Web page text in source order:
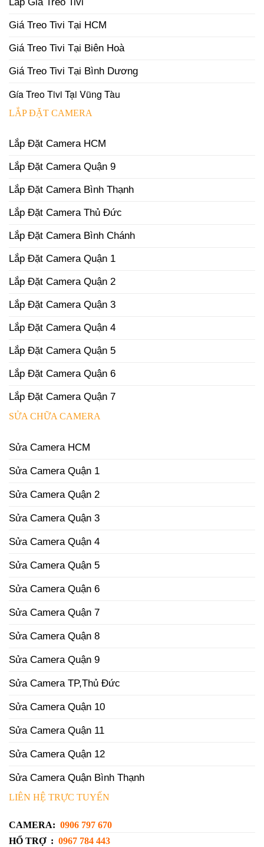
Lắp Giá Treo Tivi
Giá Treo Tivi Tại HCM
Giá Treo Tivi Tại Biên Hoà
Giá Treo Tivi Tại Bình Dương
Gía Treo Tivi Tại Vũng Tàu
LẮP ĐẶT CAMERA
Lắp Đặt Camera HCM
Lắp Đặt Camera Quận 9
Lắp Đặt Camera Bình Thạnh
Lắp Đặt Camera Thủ Đức
Lắp Đặt Camera Bình Chánh
Lắp Đặt Camera Quận 1
Lắp Đặt Camera Quận 2
Lắp Đặt Camera Quận 3
Lắp Đặt Camera Quận 4
Lắp Đặt Camera Quận 5
Lắp Đặt Camera Quận 6
Lắp Đặt Camera Quận 7
SỬA CHỮA CAMERA
Sửa Camera HCM
Sửa Camera Quận 1
Sửa Camera Quận 2
Sửa Camera Quận 3
Sửa Camera Quận 4
Sửa Camera Quận 5
Sửa Camera Quận 6
Sửa Camera Quận 7
Sửa Camera Quận 8
Sửa Camera Quận 9
Sửa Camera TP,Thủ Đức
Sửa Camera Quận 10
Sửa Camera Quận 11
Sửa Camera Quận 12
Sửa Camera Quận Bình Thạnh
LIÊN HỆ TRỰC TUYẾN
CAMERA: 0906 797 670
HỔ TRỢ : 0967 784 443